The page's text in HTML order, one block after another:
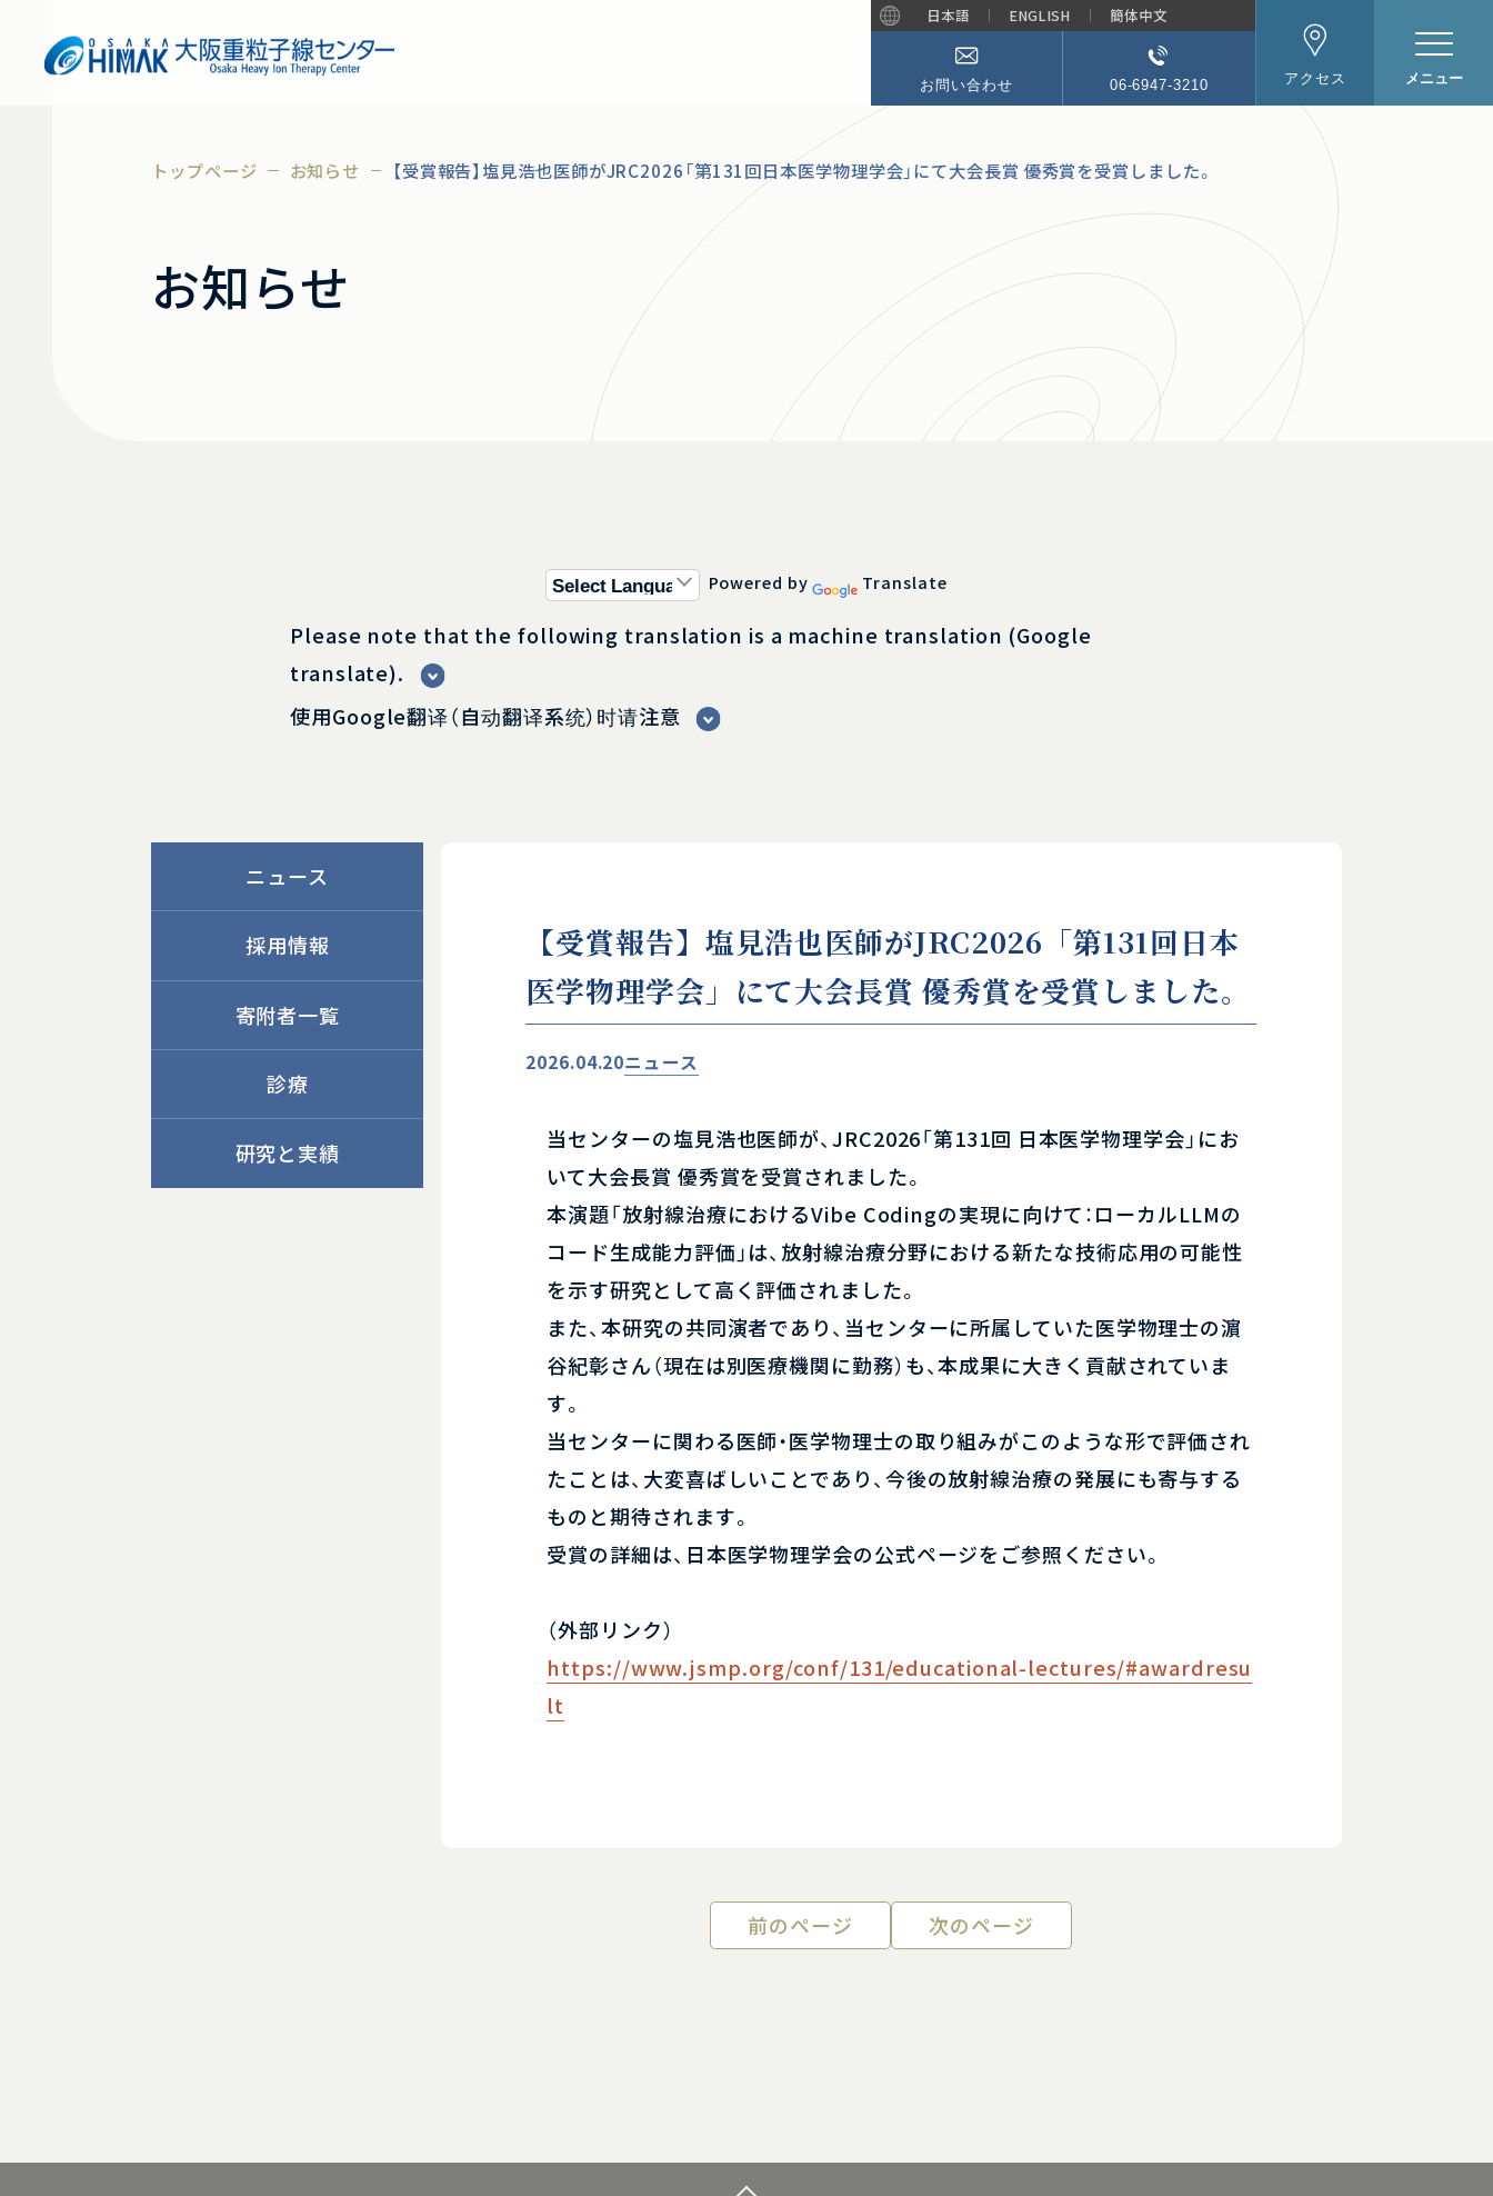
日本語 ENGLISH 簡体中文
お問い合わせ 06-6947-3210 アクセス メニュー
トップページ お知らせ 【受賞報告】塩見浩也医師がJRC2026「第131回日本医学物理学会」にて大会長賞 優秀賞を受賞しました。
お知らせ
Powered by Translate
Please note that the following translation is a machine translation (Google
translate).
使用Google翻译（自动翻译系统）时请注意
【受賞報告】塩見浩也医師がJRC2026「第131回日本
医学物理学会」にて大会長賞 優秀賞を受賞しました。
2026.04.20ニュース
当センターの塩見浩也医師が、JRC2026「第131回 日本医学物理学会」にお
いて大会長賞 優秀賞を受賞されました。
本演題「放射線治療におけるVibe Codingの実現に向けて：ローカルLLMの
コード生成能力評価」は、放射線治療分野における新たな技術応用の可能性
を示す研究として高く評価されました。
また、本研究の共同演者であり、当センターに所属していた医学物理士の濵
谷紀彰さん（現在は別医療機関に勤務）も、本成果に大きく貢献されていま
す。
当センターに関わる医師・医学物理士の取り組みがこのような形で評価され
たことは、大変喜ばしいことであり、今後の放射線治療の発展にも寄与する
ものと期待されます。
受賞の詳細は、日本医学物理学会の公式ページをご参照ください。
（外部リンク）
https://www.jsmp.org/conf/131/educational-lectures/#awardresu
lt
前のページ 次のページ
ニュース
採用情報
寄附者一覧
診療
研究と実績